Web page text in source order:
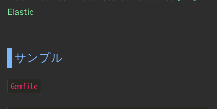
Elastic
サンプル
Gemfile